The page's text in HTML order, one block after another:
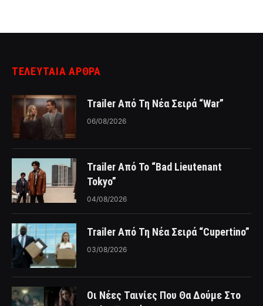
ΤΕΛΕΥΤΑΙΑ ΑΡΘΡΑ
Trailer Από Τη Νέα Σειρά “War”
06/08/2026
Trailer Από Το “Bad Lieutenant
Tokyo”
04/08/2026
Trailer Από Τη Νέα Σειρά “Cupertino”
03/08/2026
Οι Νέες Ταινίες Που Θα Δούμε Στο